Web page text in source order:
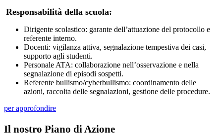
Responsabilità della scuola:
Dirigente scolastico: garante dell’attuazione del protocollo e
referente interno.
Docenti: vigilanza attiva, segnalazione tempestiva dei casi,
supporto agli studenti.
Personale ATA: collaborazione nell’osservazione e nella
segnalazione di episodi sospetti.
Referente bullismo/cyberbullismo: coordinamento delle
azioni, raccolta delle segnalazioni, gestione delle procedure.
per approfondire
Il nostro Piano di Azione